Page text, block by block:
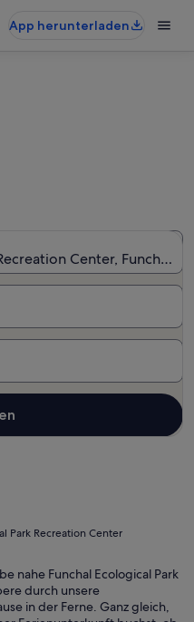
App herunterladen
Center, Funchal,
Park Recreation Center
nahe Funchal Ecological Park
durch unsere
in der Ferne. Ganz gleich,